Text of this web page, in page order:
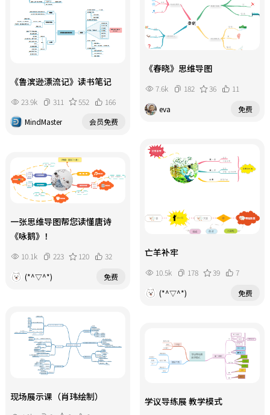
《鲁滨逊漂流记》读书笔记
23.9k 311 552
166
MindMaster
会员免费
《春晓》思维导图
7.6k 182 36
11
eva
免费
亡羊补牢
10.5k 178 39
7
(*^▽^*)
免费
一张思维导图帮您读懂唐诗
《咏鹅》！
10.1k 223 120
32
(*^▽^*)
免费
现场展示课（肖玮绘制） 学议导练展 教学模式